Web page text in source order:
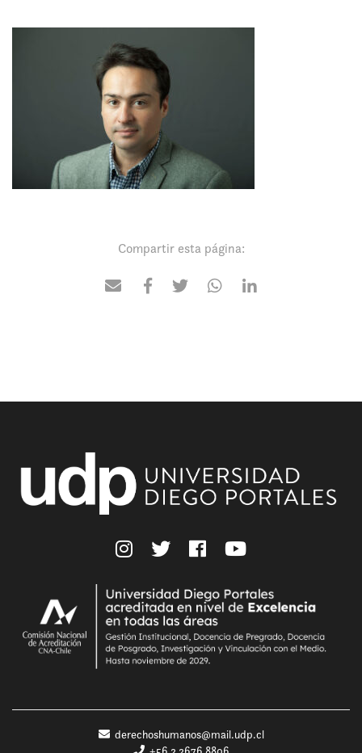
Compartir esta página:
derechoshumanos@mail.udp.cl